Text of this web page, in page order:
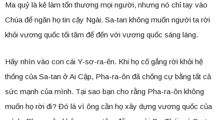
Ma quỷ là kẻ làm tổn thương mọi người, nhưng nó chỉ tay vào
Chúa để ngăn họ tin cậy Ngài. Sa-tan không muốn người ta rời
khỏi vương quốc tối tăm để đến với vương quốc sáng láng.
Hãy nhìn vào con cái Y-sơ-ra-ên. Khi họ cố gắng rời khỏi hệ
thống của Sa-tan ở Ai Cập, Pha-ra-ôn đã chống cự bằng tất cả
sức mạnh của mình. Tại sao bạn cho rằng Pha-ra-ôn không
muốn họ rời đi? Đó là vì ông cần họ xây dựng vương quốc của